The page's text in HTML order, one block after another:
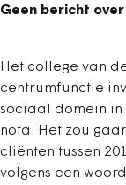
Geen bericht
Het college van
centrumfunctie
sociaal domein in
nota. Het zou
cliënten tussen
volgens een